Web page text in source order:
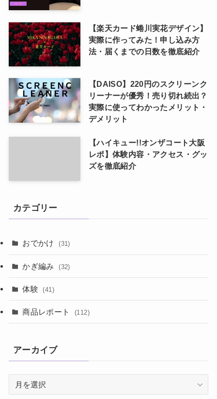
【楽天カード蜷川実花デザイン】
実際に作ってみた！申し込み方
法・届くまでの日数を徹底紹介
【DAISO】220円のスクリーンク
リーナーが優秀！売り切れ続出？
実際に使ってわかったメリット・
デメリット
【ハイキュー!!オンザコート大阪
レポ】体験内容・アクセス・グッ
ズを徹底紹介
カテゴリー
おでかけ (31)
かぎ編み (32)
体験 (41)
商品レポート (112)
アーカイブ